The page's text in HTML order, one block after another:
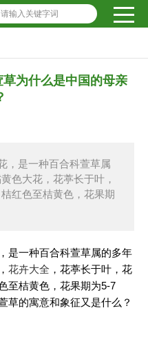
请输入关键字词
为什么是中国的母亲
，是一种百合科萱草属
色大花，花葶长于叶，
红色至桔黄色，花果期
一种百合科萱草属的多年
花卉大全 ，花葶长于叶，花
至桔黄色，花果期为5-7
草的寓意和象征又是什么？